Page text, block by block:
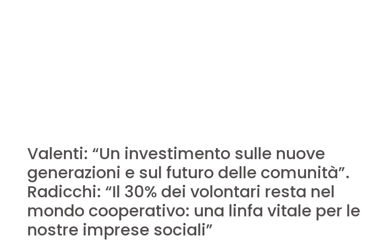
Valenti: “Un investimento sulle nuove
generazioni e sul futuro delle comunità”.
Radicchi: “Il 30% dei volontari resta nel
mondo cooperativo: una linfa vitale per le
nostre imprese sociali”